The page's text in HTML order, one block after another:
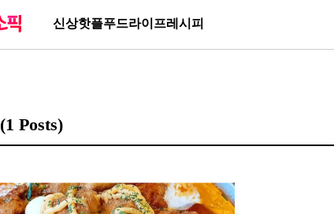
신상핫플푸드라이프레시피
(1 Posts)